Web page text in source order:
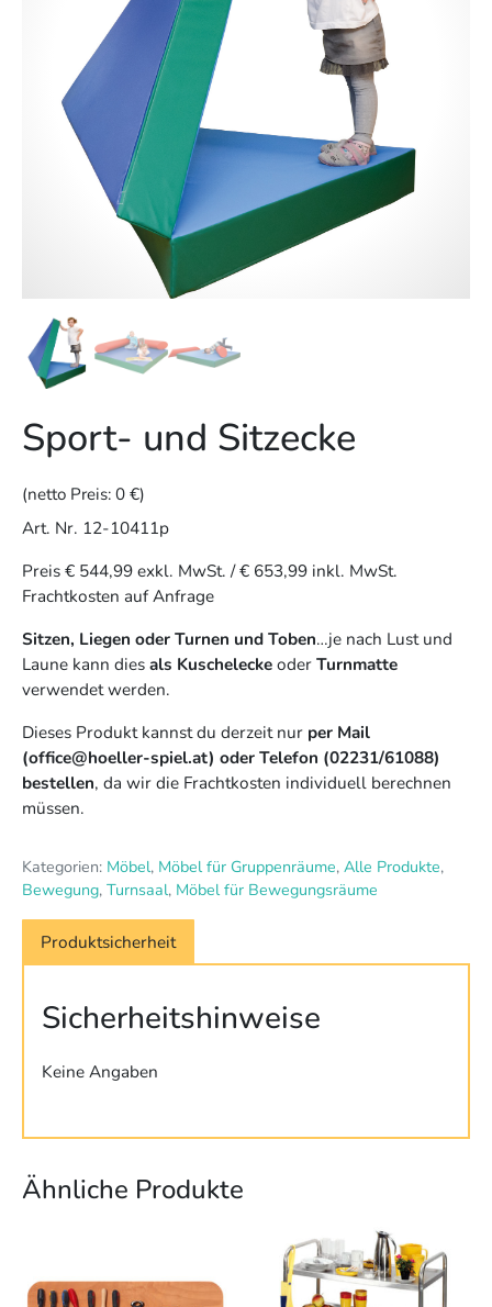
Sport- und Sitzecke
(netto Preis: 0 €)
Art. Nr. 12-10411p
Preis € 544,99 exkl. MwSt. / € 653,99 inkl. MwSt.
Frachtkosten auf Anfrage
Sitzen, Liegen oder Turnen und Toben…je nach Lust und
Laune kann diesals KuscheleckeoderTurnmatte
verwendet werden.
Dieses Produkt kannst du derzeit nur per Mail
(office@hoeller-spiel.at) oder Telefon (02231/61088)
bestellen, da wir die Frachtkosten individuell berechnen
müssen.
Kategorien: Möbel, Möbel für Gruppenräume, Alle Produkte,
Bewegung, Turnsaal, Möbel für Bewegungsräume
Produktsicherheit
Sicherheitshinweise
Keine Angaben
Ähnliche Produkte